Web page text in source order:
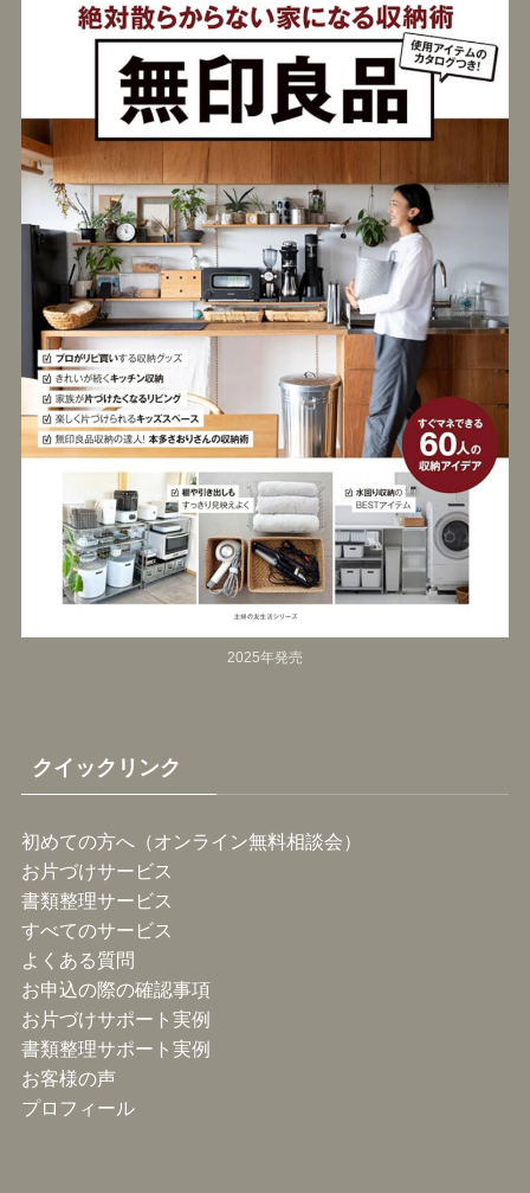
2025年発売
クイックリンク
初めての方へ（オンライン無料相談会）
お片づけサービス
書類整理サービス
すべてのサービス
よくある質問
お申込の際の確認事項
お片づけサポート実例
書類整理サポート実例
お客様の声
プロフィール